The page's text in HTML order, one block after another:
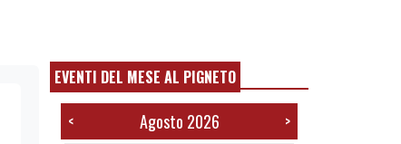
EVENTI DEL MESE AL PIGNETO
< Agosto 2026 >